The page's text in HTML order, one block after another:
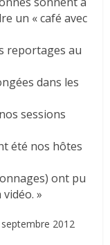
un « café avec
reportages au
dans les
sessions
été nos hôtes
ont pu
»
2012